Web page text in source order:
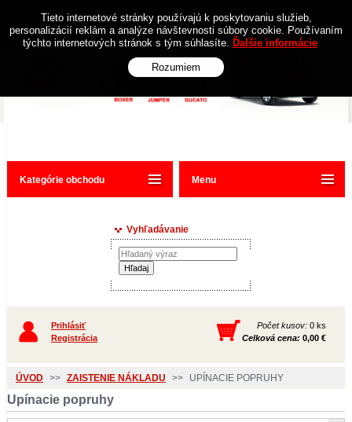
Kategórie obchodu
Vyhľadávanie
Prihlásiť
Registrácia
Počet kusov: 0 ks
Celková cena: 0,00 €
ÚVOD >> ZAISTENIE NÁKLADU >> UPÍNACIE POPRUHY
Upínacie popruhy
Menu
Tieto internetové stránky používajú k poskytovaniu služieb,
personalizácií reklám a analýze návštevnosti súbory cookie. Používaním
týchto internetových stránok s tým súhlasíte. Ďalšie informácie
Rozumiem